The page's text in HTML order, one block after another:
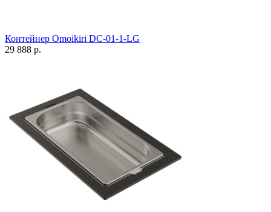
Контейнер Omoikiri DC-01-1-LG
29 888 р.